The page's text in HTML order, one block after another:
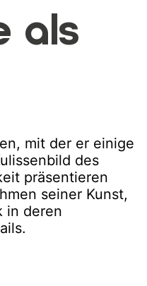
als
mit der er einige
des
präsentieren
seiner Kunst,
in deren